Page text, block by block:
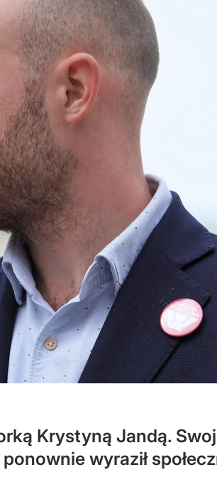
Krystyną Jandą.
wyraził